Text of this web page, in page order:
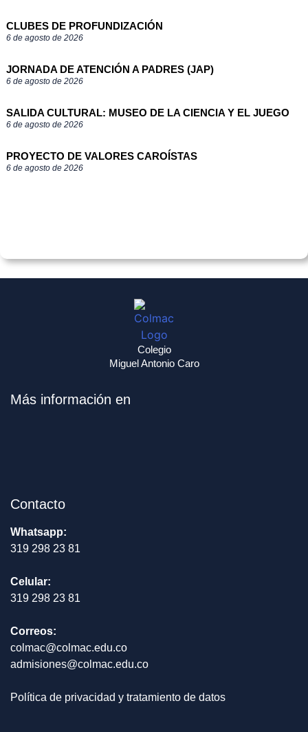
CLUBES DE PROFUNDIZACIÓN
6 de agosto de 2026
JORNADA DE ATENCIÓN A PADRES (JAP)
6 de agosto de 2026
SALIDA CULTURAL: MUSEO DE LA CIENCIA Y EL JUEGO
6 de agosto de 2026
PROYECTO DE VALORES CAROÍSTAS
6 de agosto de 2026
Colegio
Miguel Antonio Caro
Más información en
Contacto
Whatsapp:
319 298 23 81
Celular:
319 298 23 81
Correos:
colmac@colmac.edu.co
admisiones@colmac.edu.co
Política de privacidad y tratamiento de datos